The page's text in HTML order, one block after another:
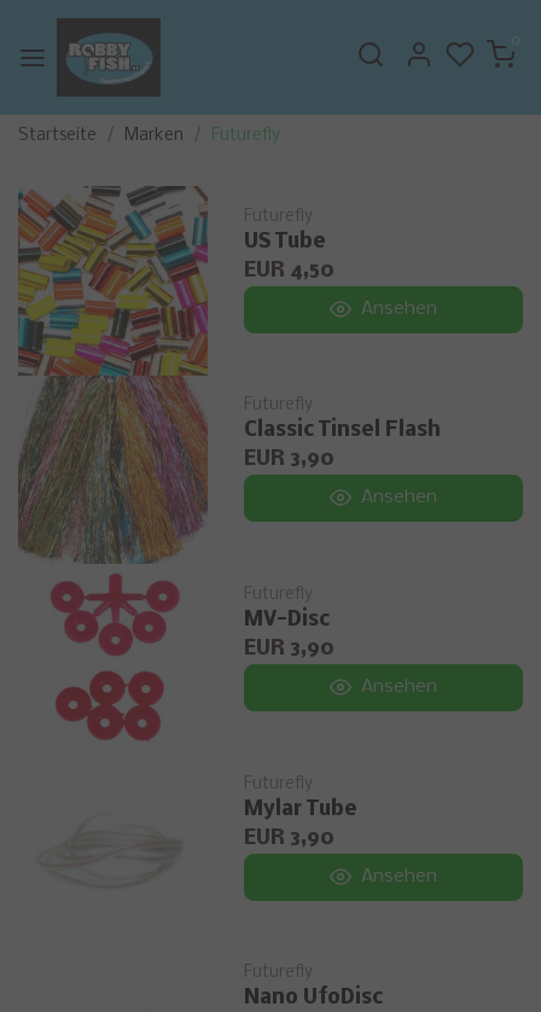
0
Startseite Marken Futurefly
Futurefly
US Tube
EUR 4,50
Ansehen
Futurefly
Classic Tinsel Flash
EUR 3,90
Ansehen
Futurefly
MV-Disc
EUR 3,90
Ansehen
Futurefly
Mylar Tube
EUR 3,90
Ansehen
Futurefly
Nano UfoDisc